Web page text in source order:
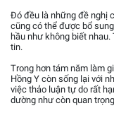
Đó đều là những đề nghị
cũng có thể được bổ
hầu như không biết
tin.
Trong hơn tám năm làm
Hồng Y còn sống lại với
việc thảo luận tự do rất
dường như còn quan